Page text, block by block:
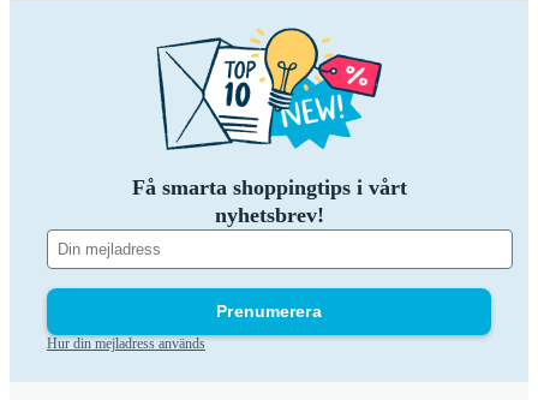
Få smarta shoppingtips i vårt
nyhetsbrev!
Prenumerera
Hur din mejladress används